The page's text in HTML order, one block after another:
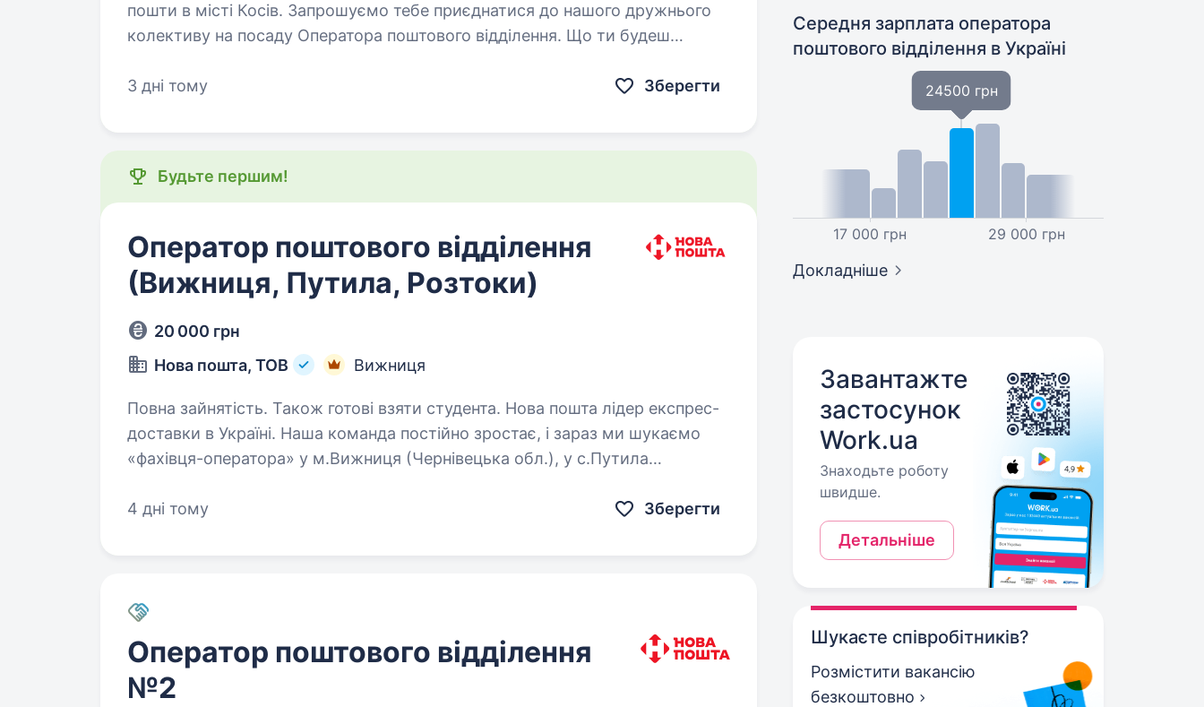
пошти в місті Косів. Запрошуємо тебе приєднатися до нашого дружнього
колективу на посаду Оператора поштового відділення. Що ти будеш
3 дні тому
Зберегти
Будьте першим!
Оператор поштового відділення
(Вижниця, Путила, Розтоки)
20 000 грн
Нова пошта, ТОВ
Вижниця
Повна зайнятість. Також готові взяти студента. Нова пошта лідер експрес-
доставки в Україні. Наша команда постійно зростає, і зараз ми шукаємо
«фахівця-оператора» у м.Вижниця (Чернівецька обл.), у с.Путила
4 дні тому
Зберегти
Оператор поштового відділення
№2
Середня зарплата оператора
поштового відділення в Україні
17 000 грн
24500 грн
29 000 грн
Докладніше
Завантажте
застосунок
Work.ua
Знаходьте роботу
швидше.
Детальніше
Шукаєте співробітників?
Розмістити вакансію
безкоштовно